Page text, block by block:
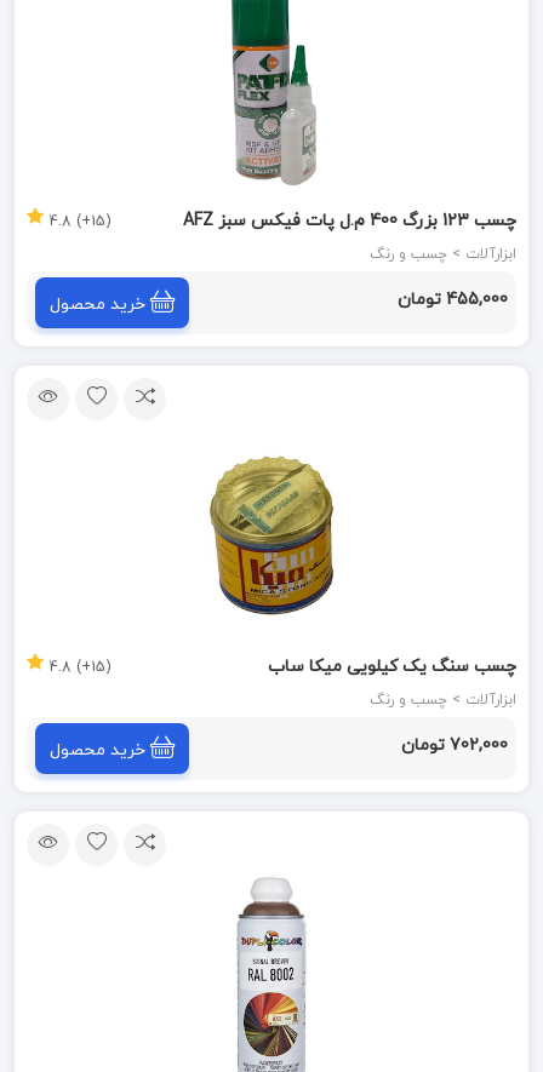
چسب 123 بزرگ 400 م.ل پات فیکس سبز AFZ
ابزارآلات > چسب و رنگ
(15+) 4.8
455,000 تومان خرید محصول
چسب سنگ یک کیلویی میکا ساب
ابزارآلات > چسب و رنگ
(15+) 4.8
702,000 تومان خرید محصول